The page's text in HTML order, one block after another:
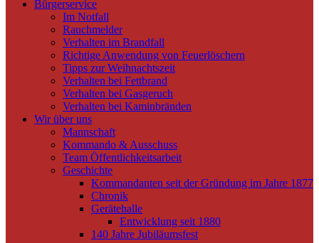
Bürgerservice
Im Notfall
Rauchmelder
Verhalten im Brandfall
Richtige Anwendung von Feuerlöschern
Tipps zur Weihnachtszeit
Verhalten bei Fettbrand
Verhalten bei Gasgeruch
Verhalten bei Kaminbränden
Wir über uns
Mannschaft
Kommando & Ausschuss
Team Öffentlichkeitsarbeit
Geschichte
Kommandanten seit der Gründung im Jahre 1877
Chronik
Gerätehalle
Entwicklung seit 1880
140 Jahre Jubiläumsfest